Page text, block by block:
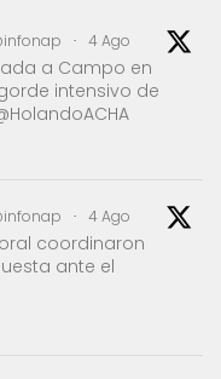
· 4 Ago
a Campo en
intensivo de
· 4 Ago
coordinaron
ante el